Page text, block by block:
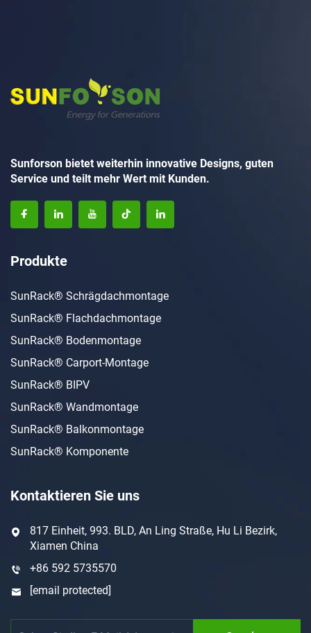
Sunforson bietet weiterhin innovative Designs, guten
Service und teilt mehr Wert mit Kunden.
Produkte
SunRack® Schrägdachmontage
SunRack® Flachdachmontage
SunRack® Bodenmontage
SunRack® Carport-Montage
SunRack® BIPV
SunRack® Wandmontage
SunRack® Balkonmontage
SunRack® Komponente
Kontaktieren Sie uns
817 Einheit, 993. BLD, An Ling Straße, Hu Li Bezirk,
Xiamen China
+86 592 5735570
[email protected]